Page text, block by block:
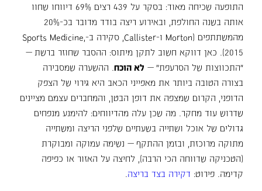
התופעה שכיחה מאוד: בסקר על 439 רצים 69% דיווחו שחוו
אותה בשנה החולפת, ובאירוע ריצה בודד מדובר בכ-20%
מהמשתתפים (Morton ו-Callister, סקירה ב-Sports Medicine,
2015). כאן דווקא חשוב לתקן מיתוס: ההסבר שחוזר ברשת —
"התכווצות של הסרעפת" — לא הוכח . ההשערה שמסבירה
בצורה הטובה ביותר את מאפייני הכאב היא גירוי של הצפק
הדופני, הקרום שמצפה את דופן הבטן, והמחברים עצמם מציינים
שדרוש עוד מחקר. מה שכן עלה מהדיווחים: להימנע מנפחים
גדולים של אוכל ושתייה בשעתיים שלפני הריצה ומשתייה
מתוקה מרוכזת, ובזמן ההתקף — נשימה עמוקה ומבוקרת
(הטכניקה שדווחה הכי הרבה), לחיצה על האזור או כפיפה
קדימה. פירוט: דקירה בצד בריצה